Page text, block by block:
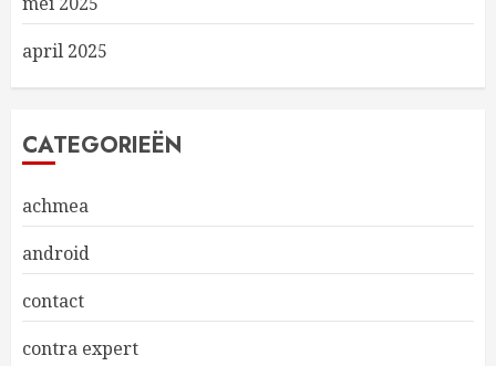
april 2025
CATEGORIEËN
achmea
android
contact
contra expert